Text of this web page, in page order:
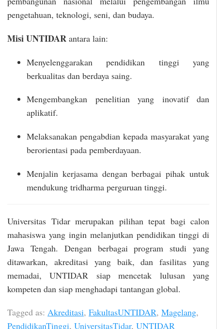
pengetahuan, teknologi, seni, dan budaya.
Misi UNTIDAR antara lain:
Menyelenggarakan pendidikan tinggi yang
berkualitas dan berdaya saing.
Mengembangkan penelitian yang inovatif dan
aplikatif.
Melaksanakan pengabdian kepada masyarakat yang
berorientasi pada pemberdayaan.
Menjalin kerjasama dengan berbagai pihak untuk
mendukung tridharma perguruan tinggi.
Universitas Tidar merupakan pilihan tepat bagi calon
mahasiswa yang ingin melanjutkan pendidikan tinggi di
Jawa Tengah. Dengan berbagai program studi yang
ditawarkan, akreditasi yang baik, dan fasilitas yang
memadai, UNTIDAR siap mencetak lulusan yang
kompeten dan siap menghadapi tantangan global.
Tagged as: Akreditasi, FakultasUNTIDAR, Magelang,
PendidikanTinggi, UniversitasTidar, UNTIDAR